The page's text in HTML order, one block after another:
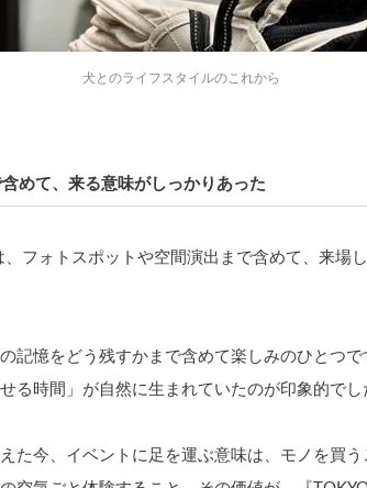
犬とのライフスタイルのこれから
めて、来る意味がしっかりあった
、フォトスポットや空間演出まで含めて、来場
記憶をどう残すかまで含めて楽しみのひとつ
る時間」が自然に生まれていたのが印象的でし
た今、イベントに足を運ぶ意味は、モノを買